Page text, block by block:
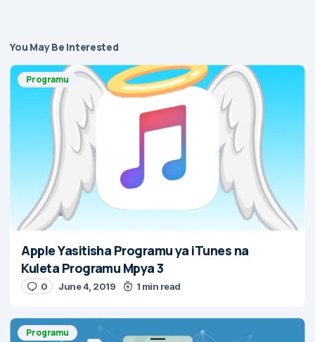
You May Be Interested
Programu
Apple Yasitisha Programu ya iTunes na
Kuleta Programu Mpya 3
0 June 4, 2019 1 min read
Programu